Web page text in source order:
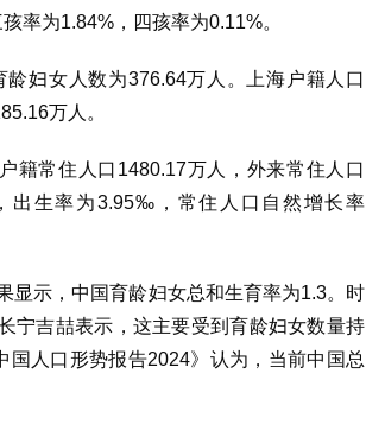
率为1.84%，四孩率为0.11%。
龄妇女人数为376.64万人。上海户籍人口
万人。
籍常住人口1480.17万人，外来常住人口
出生率为3.95‰，常住人口自然增长率
显示，中国育龄妇女总和生育率为1.3。时
宁吉喆表示，这主要受到育龄妇女数量持
国人口形势报告2024》认为，当前中国 总